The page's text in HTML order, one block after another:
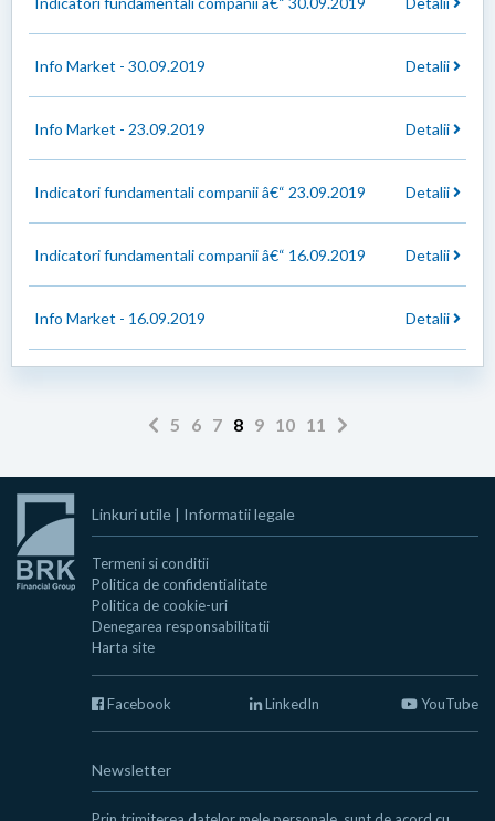
Info Market - 30.09.2019 Detalii
Info Market - 23.09.2019 Detalii
Indicatori fundamentali companii â€“ 23.09.2019 Detalii
Indicatori fundamentali companii â€“ 16.09.2019 Detalii
Info Market - 16.09.2019 Detalii
5 6 7 8 9 10 11
Linkuri utile | Informatii legale
Termeni si conditii
Politica de confidentialitate
Politica de cookie-uri
Denegarea responsabilitatii
Harta site
Facebook LinkedIn YouTube
Newsletter